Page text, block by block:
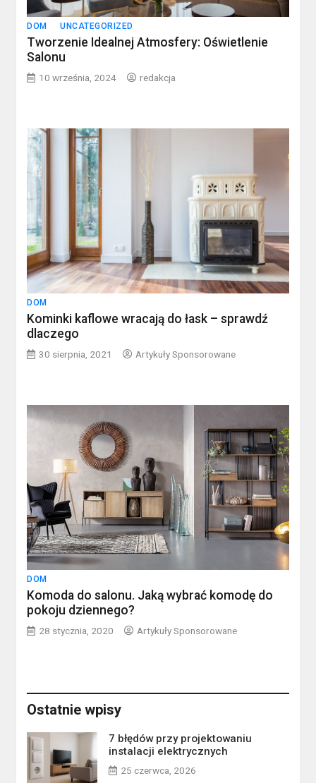
DOM UNCATEGORIZED
Tworzenie Idealnej Atmosfery: Oświetlenie
Salonu
10 września, 2024 redakcja
DOM
Kominki kaflowe wracają do łask – sprawdź
dlaczego
30 sierpnia, 2021 Artykuły Sponsorowane
DOM
Komoda do salonu. Jaką wybrać komodę do
pokoju dziennego?
28 stycznia, 2020 Artykuły Sponsorowane
Ostatnie wpisy
7 błędów przy projektowaniu
instalacji elektrycznych
25 czerwca, 2026